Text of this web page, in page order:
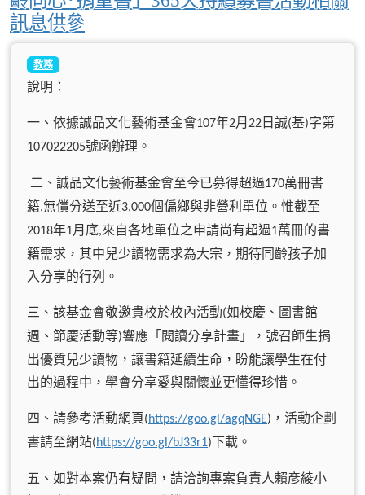
訊息供參
教務
說明：
一、依據誠品文化藝術基金會107年2月 22 日誠(基)字第
107022205號函辦理。
二、誠品文化藝術基金會至今已募得超過170萬冊書
籍,無償分送至近3,000個偏鄉與非營利單位。惟截至
2018年1月底,來自各地單位之申請尚有超過1萬冊的書
籍需求，其中兒少讀物需求為大宗，期待同齡孩子加
入分享的行列。
三、該基金會敬邀貴校於校內活動(如校慶、圖書館
週、節慶活動等)響應「閱讀分享計畫」，號召師生捐
出優質兒少讀物，讓書籍延續生命，盼能讓學生在付
出的過程中，學會分享愛與關懷並更懂得珍惜。
四、請參考活動網頁(https://goo.gl/agqNGE) ，活動企劃
書請至網站(https://goo.gl/bJ33r1)下載。
五、如對本案仍有疑問，請洽詢專案負責人賴彥綾小